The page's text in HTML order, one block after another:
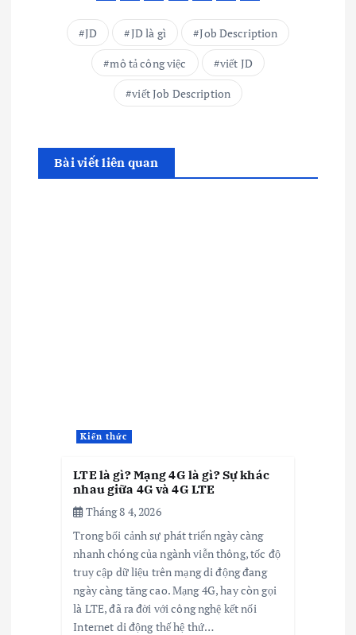
JD JD là gì
Job Description
mô tả công việc
viết JD
viết Job Description
Bài viết liên quan
Kiến thức
LTE là gì? Mạng 4G là gì? Sự khác
nhau giữa 4G và 4G LTE
Tháng 8 4, 2026
Trong bối cảnh sự phát triển ngày càng
nhanh chóng của ngành viễn thông, tốc độ
truy cập dữ liệu trên mạng di động đang
ngày càng tăng cao. Mạng 4G, hay còn gọi
là LTE, đã ra đời với công nghệ kết nối
Internet di động thế hệ thứ…